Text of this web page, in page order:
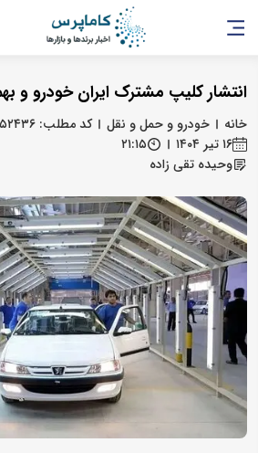
انتشار کلیپ مشترک ایران‌‌ خودرو و
خانه خودرو و حمل و نقل
کد مطلب: ۳۵۲۴۳۶
۱۶ تیر ۱۴۰۴
۲۱:۱۵
وحیده تقی زاده